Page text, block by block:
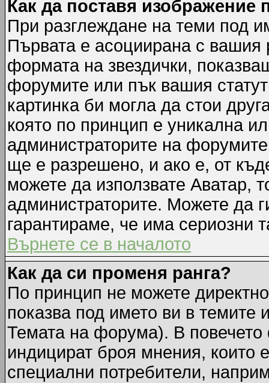
Как да поставя изображение
При разглеждане на теми под
Първата е асоциирана с вашия
формата на звездички,
форумите или пък вашия
картинка би могла да стои
която по принцип е уникална
администраторите на
ще е разрешено, и ако е, от
можете да използвате Аватар,
администраторите. Можете да
гарантираме, че има сериозни
Върнете се в началото
Как да си променя ранга?
По принцип не можете
показва под името ви в темите
Темата на форума). В повечето
индицират броя мнения, които
специални потребители,